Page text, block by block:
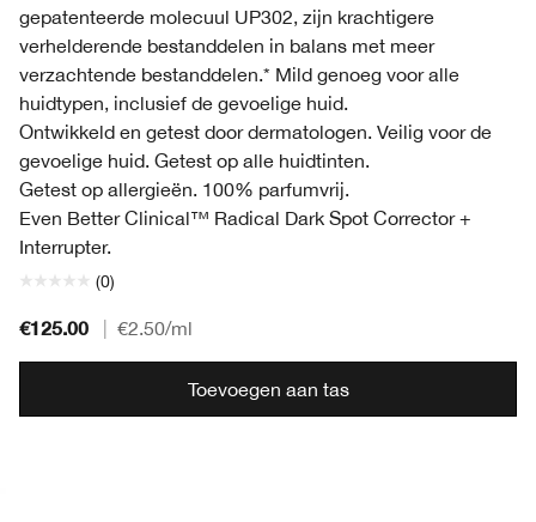
gepatenteerde molecuul UP302, zijn krachtigere
verhelderende bestanddelen in balans met meer
verzachtende bestanddelen.* Mild genoeg voor alle
huidtypen, inclusief de gevoelige huid.
Ontwikkeld en getest door dermatologen. Veilig voor de
gevoelige huid. Getest op alle huidtinten.
Getest op allergieën. 100% parfumvrij.
Even Better Clinical™ Radical Dark Spot Corrector +
Interrupter.
(0)
€125.00 €2.50/ml
Toevoegen aan tas